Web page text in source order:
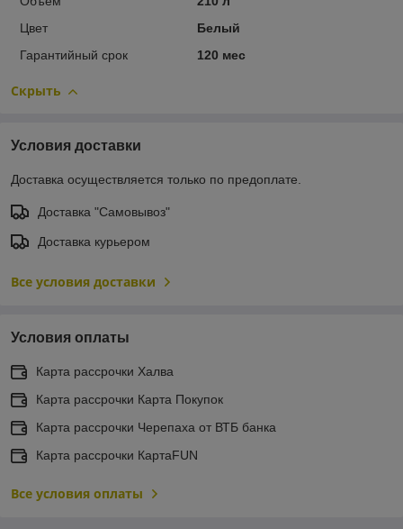
Цвет
Белый
Гарантийный срок
120 мес
Скрыть
Условия доставки
Доставка осуществляется только по предоплате.
Доставка "Самовывоз"
Доставка курьером
Все условия доставки
Условия оплаты
Карта рассрочки Халва
Карта рассрочки Карта Покупок
Карта рассрочки Черепаха от ВТБ банка
Карта рассрочки КартаFUN
Все условия оплаты